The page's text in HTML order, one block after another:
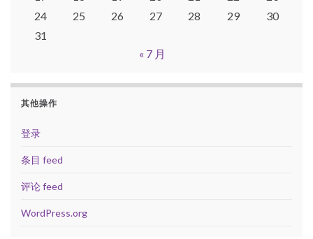
24
25 26 27 28 29
30
31
« 7 月
其他操作
登录
条目 feed
评论 feed
WordPress.org